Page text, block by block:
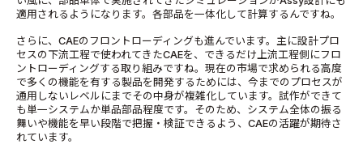
適用されるようになります。各部品を一体化して計算するんですね。
さらに、CAEのフロントローディングも進んでいます。主に設計プロ
セスの下流工程で使われてきたCAEを、できるだけ上流工程側にフロ
ントローディングする取り組みですね。現在の市場で求められる高度
で多くの機能を有する製品を開発するためには、今までのプロセスが
通用しないレベルにまでその中身が複雑化しています。試作ができて
も単一システムか単品部品程度です。そのため、システム全体の振る
舞いや機能を早い段階で把握・検証できるよう、CAEの活躍が期待さ
れています。